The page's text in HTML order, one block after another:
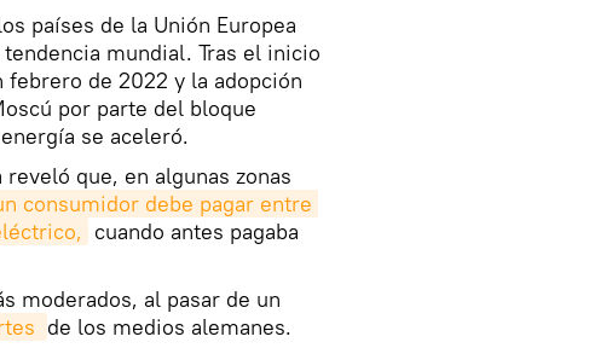
países de la Unión Europea
mundial. Tras el inicio
de 2022 y la adopción
por parte del bloque
se aceleró.
que, en algunas zonas
consumidor debe pagar entre
cuando antes pagaba
moderados, al pasar de un
de los medios alemanes.